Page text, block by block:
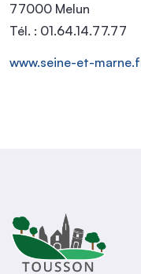
77000 Melun
Tél. : 01.64.14.77.77
www.seine-et-